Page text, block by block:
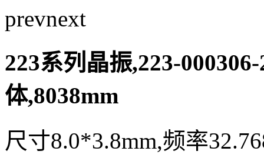
prevnext
223系列晶振,223-
体,8038mm
尺寸8.0*3.8mm,频率